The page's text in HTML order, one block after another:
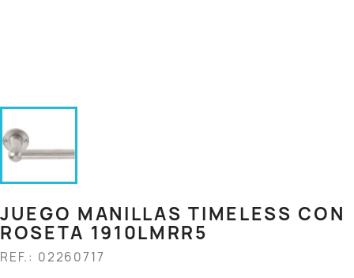
JUEGO MANILLAS TIMELESS CON
ROSETA 1910LMRR5
REF.: 02260717